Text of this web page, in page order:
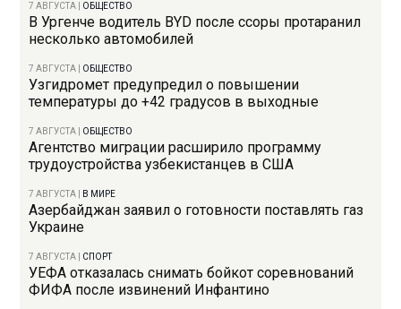
7 АВГУСТА ОБЩЕСТВО
В Ургенче водитель BYD после ссоры протаранил
несколько автомобилей
7 АВГУСТА ОБЩЕСТВО
Узгидромет предупредил о повышении
температуры до +42 градусов в выходные
7 АВГУСТА ОБЩЕСТВО
Агентство миграции расширило программу
трудоустройства узбекистанцев в США
7 АВГУСТА В МИРЕ
Азербайджан заявил о готовности поставлять газ
Украине
7 АВГУСТА СПОРТ
УЕФА отказалась снимать бойкот соревнований
ФИФА после извинений Инфантино